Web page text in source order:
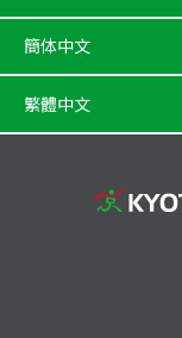
簡体中文
繁體中文